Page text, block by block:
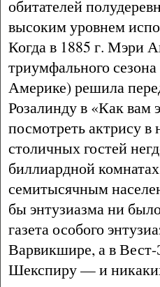
обитателей
высоким уровнем
Когда в 1885 г. Мэри
триумфального
Америке) решила
Розалинду в «Как вам
посмотреть актрису в
столичных гостей
биллиардной
семитысячным
бы энтузиазма ни
газета особого
Варвикшире, а в Вест-
Шекспиру — и